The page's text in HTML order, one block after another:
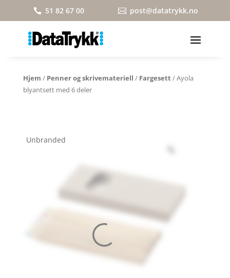
 51 82 67 00  post@datatrykk.no
Hjem / Penner og skrivemateriell / Fargesett / Ayola
blyantsett med 6 deler
Unbranded